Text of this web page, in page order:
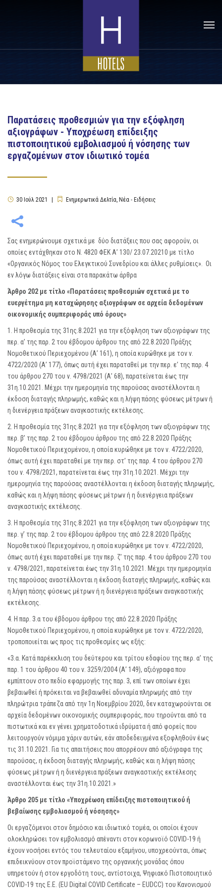
Παρατάσεις προθεσμιών για την εξόφληση
αξιογράφων - Υποχρέωση επίδειξης
πιστοποιητικού εμβολιασμού ή νόσησης των
εργαζομένων στον ιδιωτικό τομέα
30 Ιούλ 2021 Ενημερωτικά Δελτία, Νέα - Ειδήσεις
Σας ενημερώνουμε σχετικά με δύο διατάξεις που σας αφορούν, οι
οποίες εντάχθηκαν στο Ν. 4820 ΦΕΚ Α’ 130/ 23.07.20210 με τίτλο
«Οργανικός Νόμος του Ελεγκτικού Συνεδρίου και άλλες ρυθμίσεις». Οι
εν λόγω διατάξεις είναι στα παρακάτω άρθρα
Άρθρο 202 με τίτλο «Παρατάσεις προθεσμιών σχετικά με το
ευεργέτημα μη καταχώρησης αξιογράφων σε αρχεία δεδομένων
οικονομικής συμπεριφοράς υπό όρους»
1. Η προθεσμία της 31ης.8.2021 για την εξόφληση των αξιογράφων της
περ. α’ της παρ. 2 του έβδομου άρθρου της από 22.8.2020 Πράξης
Νομοθετικού Περιεχομένου (Α’ 161), η οποία κυρώθηκε με τον ν.
4722/2020 (Α’ 177), όπως αυτή έχει παραταθεί με την περ. ε’ της παρ. 4
του άρθρου 270 του ν. 4798/2021 (Α’ 68), παρατείνεται έως την
31η.10.2021. Μέχρι την ημερομηνία της παρούσας αναστέλλονται η
έκδοση διαταγής πληρωμής, καθώς και η λήψη πάσης φύσεως μέτρων ή
η διενέργεια πράξεων αναγκαστικής εκτέλεσης.
2. Η προθεσμία της 31ης.8.2021 για την εξόφληση των αξιογράφων της
περ. β’ της παρ. 2 του έβδομου άρθρου της από 22.8.2020 Πράξης
Νομοθετικού Περιεχομένου, η οποία κυρώθηκε με τον ν. 4722/2020,
όπως αυτή έχει παραταθεί με την περ. στ’ της παρ. 4 του άρθρου 270
του ν. 4798/2021, παρατείνεται έως την 31η.10.2021. Μέχρι την
ημερομηνία της παρούσας αναστέλλονται η έκδοση διαταγής πληρωμής,
καθώς και η λήψη πάσης φύσεως μέτρων ή η διενέργεια πράξεων
αναγκαστικής εκτέλεσης.
3. Η προθεσμία της 31ης.8.2021 για την εξόφληση των αξιογράφων της
περ. γ’ της παρ. 2 του έβδομου άρθρου της από 22.8.2020 Πράξης
Νομοθετικού Περιεχομένου, η οποία κυρώθηκε με τον ν. 4722/2020,
όπως αυτή έχει παραταθεί με την περ. ζ’ της παρ. 4 του άρθρου 270 του
ν. 4798/2021, παρατείνεται έως την 31η.10.2021. Μέχρι την ημερομηνία
της παρούσας αναστέλλονται η έκδοση διαταγής πληρωμής, καθώς και
η λήψη πάσης φύσεως μέτρων ή η διενέργεια πράξεων αναγκαστικής
εκτέλεσης.
4. Η παρ. 3.α του έβδομου άρθρου της από 22.8.2020 Πράξης
Νομοθετικού Περιεχομένου, η οποία κυρώθηκε με τον ν. 4722/2020,
τροποποιείται ως προς τις προθεσμίες ως εξής:
«3.α. Κατά παρέκκλιση του δεύτερου και τρίτου εδαφίου της περ. α’ της
παρ. 1 του άρθρου 40 του ν. 3259/2004 (Α’ 149), αξιόγραφα που
εμπίπτουν στο πεδίο εφαρμογής της παρ. 3, επί των οποίων έχει
βεβαιωθεί ή πρόκειται να βεβαιωθεί αδυναμία πληρωμής από την
πληρώτρια τράπεζα από την 1η Νοεμβρίου 2020, δεν καταχωρούνται σε
αρχεία δεδομένων οικονομικής συμπεριφοράς, που τηρούνται από τα
πιστωτικά και εν γένει χρηματοδοτικά ιδρύματα ή από φορείς που
λειτουργούν νόμιμα χάριν αυτών, εάν αποδεδειγμένα εξοφληθούν έως
τις 31.10.2021. Για τις απαιτήσεις που απορρέουν από αξιόγραφα της
παρούσας, η έκδοση διαταγής πληρωμής, καθώς και η λήψη πάσης
φύσεως μέτρων ή η διενέργεια πράξεων αναγκαστικής εκτέλεσης
αναστέλλονται έως την 31η.10.2021.»
Άρθρο 205 με τίτλο «Υποχρέωση επίδειξης πιστοποιητικού ή
βεβαίωσης εμβολιασμού ή νόσησης»
Οι εργαζόμενοι στον δημόσιο και ιδιωτικό τομέα, οι οποίοι έχουν
ολοκληρώσει τον εμβολιασμό απέναντι στον κορωνοϊό COVID-19 ή
έχουν νοσήσει εντός του τελευταίου εξαμήνου, υποχρεούνται, όπως
επιδεικνύουν στον προϊστάμενο της οργανικής μονάδας όπου
υπηρετούν ή στον εργοδότη τους, αντίστοιχα, Ψηφιακό Πιστοποιητικό
COVID-19 της Ε.Ε. (EU Digital COVID Certificate – EUDCC) του Κανονισμού